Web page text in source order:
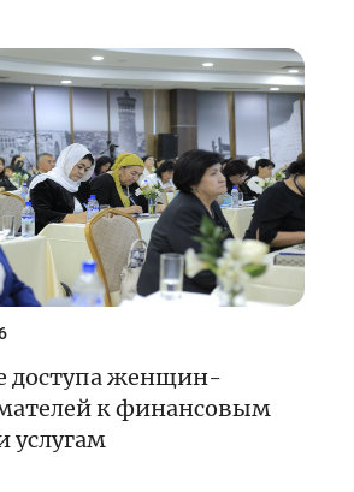
доступа женщин-
к финансовым
услугам